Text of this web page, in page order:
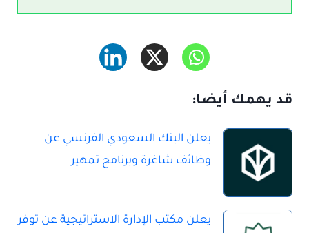
قد يهمك أيضا:
يعلن البنك السعودي الفرنسي عن
وظائف شاغرة وبرنامج تمهير
يعلن مكتب الإدارة الاستراتيجية عن توفر